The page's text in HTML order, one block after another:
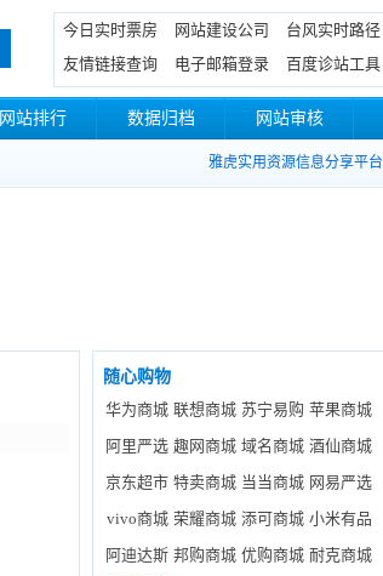
今日实时票房 网站建设公司
台风实时路径
友情链接查询
电子邮箱登录 百度诊站工具
网站排行 数据归档 网站审核
雅虎实用资源信息分享平台
随心购物
华为商城 联想商城 苏宁易购 苹果商城
阿里严选 趣网商城 域名商城 酒仙商城
京东超市 特卖商城 当当商城 网易严选
vivo商城 荣耀商城 添可商城 小米有品
阿迪达斯 邦购商城 优购商城 耐克商城